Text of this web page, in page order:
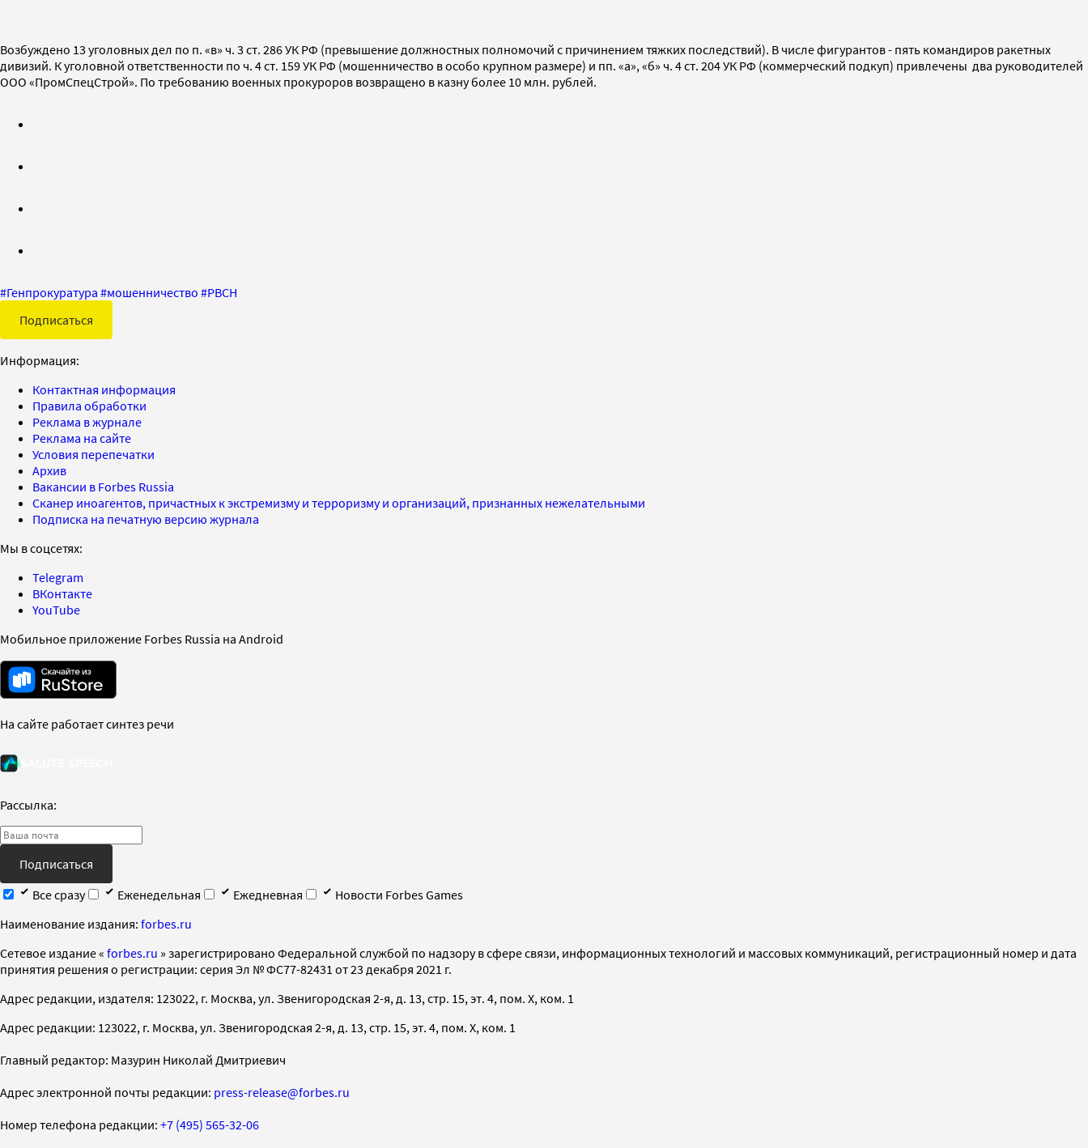
Возбуждено 13 уголовных дел по п. «в» ч. 3 ст. 286 УК РФ (превышение должностных полномочий с причинением тяжких последствий). В числе фигурантов - пять командиров ракетных
дивизий. К уголовной ответственности по ч. 4 ст. 159 УК РФ (мошенничество в особо крупном размере) и пп. «а», «б» ч. 4 ст. 204 УК РФ (коммерческий подкуп) привлечены два руководителей
ООО «ПромСпецСтрой». По требованию военных прокуроров возвращено в казну более 10 млн. рублей.
#Генпрокуратура #мошенничество #РВСН
Подписаться
Информация:
Контактная информация
Правила обработки
Реклама в журнале
Реклама на сайте
Условия перепечатки
Архив
Вакансии в Forbes Russia
Сканер иноагентов, причастных к экстремизму и терроризму и организаций, признанных нежелательными
Подписка на печатную версию журнала
Мы в соцсетях:
Telegram
ВКонтакте
YouTube
Мобильное приложение Forbes Russia на Android
На сайте работает синтез речи
Рассылка:
Подписаться
Все сразу
Еженедельная Ежедневная
Новости Forbes Games
Наименование издания: forbes.ru
Cетевое издание « forbes.ru » зарегистрировано Федеральной службой по надзору в сфере связи, информационных технологий и массовых коммуникаций, регистрационный номер и дата
принятия решения о регистрации: серия Эл № ФС77-82431 от 23 декабря 2021 г.
Адрес редакции, издателя: 123022, г. Москва, ул. Звенигородская 2-я, д. 13, стр. 15, эт. 4, пом. X, ком. 1
Адрес редакции: 123022, г. Москва, ул. Звенигородская 2-я, д. 13, стр. 15, эт. 4, пом. X, ком. 1
Главный редактор: Мазурин Николай Дмитриевич
Адрес электронной почты редакции: press-release@forbes.ru
Номер телефона редакции: +7 (495) 565-32-06